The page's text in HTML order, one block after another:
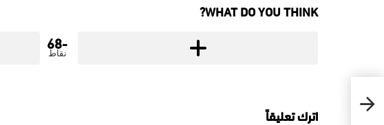
WHAT DO YOU THINK?
-68
نقاط
اترك تعليقاً